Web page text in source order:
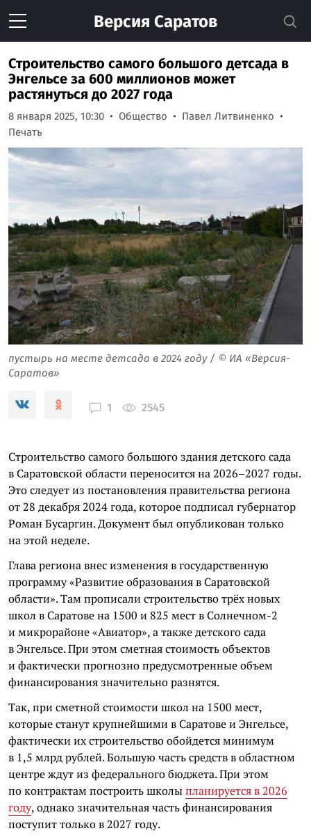
Версия Саратов
Строительство самого большого детсада в
Энгельсе за 600 миллионов может
растянуться до 2027 года
8 января 2025, 10:30 Общество
Павел Литвиненко
Печать
пустырь на месте детсада в 2024 году / © ИА «Версия-
Саратов»
1 2545
Строительство самого большого здания детского сада
в Саратовской области переносится на 2026–2027 годы.
Это следует из постановления правительства региона
от 28 декабря 2024 года, которое подписал губернатор
Роман Бусаргин. Документ был опубликован только
на этой неделе.
Глава региона внес изменения в государственную
программу «Развитие образования в Саратовской
области». Там прописали строительство трёх новых
школ в Саратове на 1500 и 825 мест в Солнечном-2
и микрорайоне «Авиатор», а также детского сада
в Энгельсе. При этом сметная стоимость объектов
и фактически прогнозно предусмотренные объем
финансирования значительно разнятся.
Так, при сметной стоимости школ на 1500 мест,
которые станут крупнейшими в Саратове и Энгельсе,
фактически их строительство обойдется минимум
в 1,5 млрд рублей. Большую часть средств в областном
центре ждут из федерального бюджета. При этом
по контрактам построить школыпланируется в 2026
году, однако значительная часть финансирования
поступит только в 2027 году.